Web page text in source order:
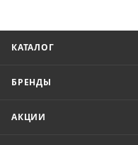
КАТАЛОГ
БРЕНДЫ
АКЦИИ